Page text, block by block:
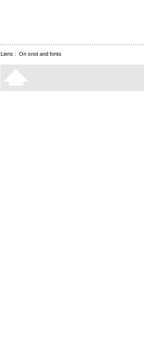
Liens : On snot and fonts